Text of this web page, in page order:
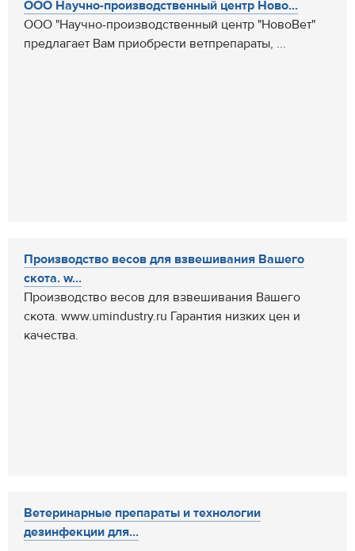
ООО Научно-производственный центр Ново...
ООО "Научно-производственный центр "НовоВет"
предлагает Вам приобрести ветпрепараты, ...
Производство весов для взвешивания Вашего
скота. w...
Производство весов для взвешивания Вашего
скота. www.umindustry.ru Гарантия низких цен и
качества.
Ветеринарные препараты и технологии
дезинфекции для...